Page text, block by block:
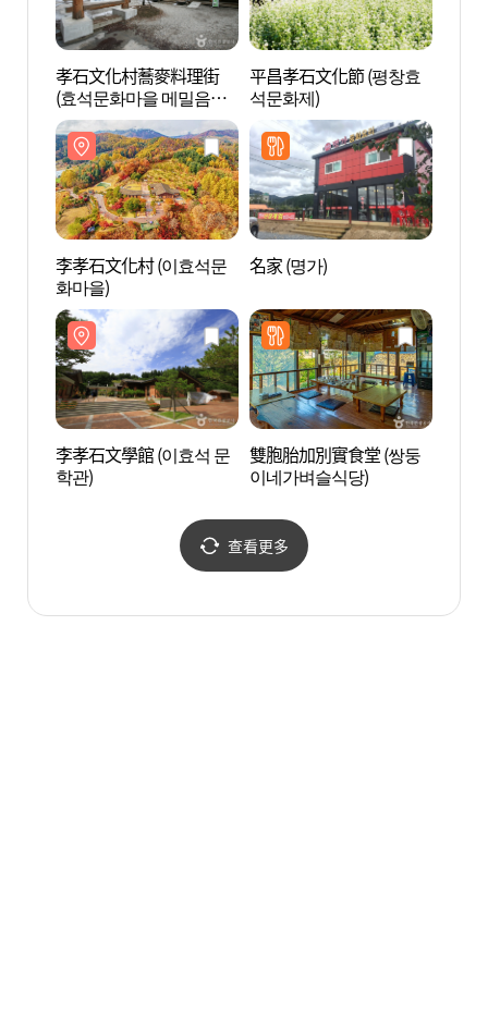
孝石文化村蕎麥料理街
(효석문화마을 메밀음식
거리)
平昌孝石文化節 (평창효
석문화제)
李孝石文化村 (이효석문
화마을)
名家 (명가)
李孝石文學館 (이효석 문
학관)
雙胞胎加別實食堂 (쌍둥
이네가벼슬식당)
查看更多